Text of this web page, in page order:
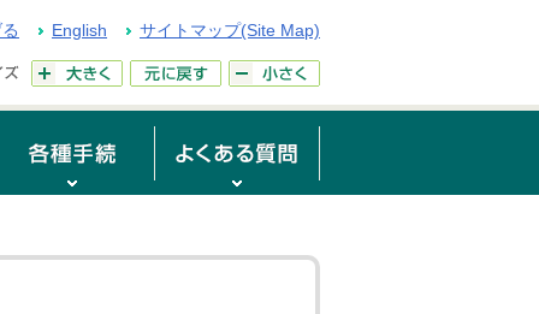
English サイトマップ(Site Map)